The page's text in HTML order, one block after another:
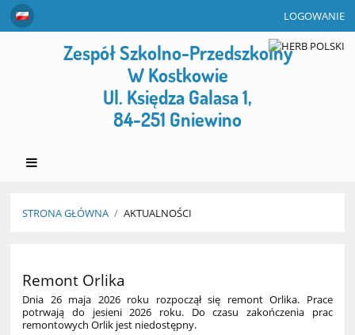
LOGOWANIE
Zespół Szkolno-Przedszkolny
W Kostkowie
Ul. Księdza Galasa 1,
84-251 Gniewino
STRONA GŁÓWNA / AKTUALNOŚCI
Remont Orlika
Dnia 26 maja 2026 roku rozpoczął się remont Orlika. Prace
potrwają do jesieni 2026 roku. Do czasu zakończenia prac
remontowych Orlik jest niedostępny.